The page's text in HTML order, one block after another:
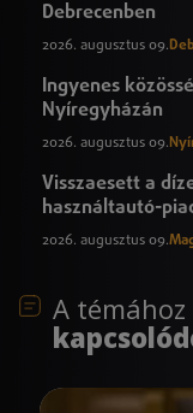
Debrecenben
2026. augusztus 09.
Ingyenes
Nyíregyházán
2026. augusztus 09.
Visszaesett a
használtautó-
2026. augusztus 09.
A témához